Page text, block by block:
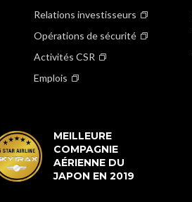
Relations investisseurs
Opérations de sécurité
Activités CSR
Emplois
MEILLEURE
COMPAGNIE
AÉRIENNE DU
JAPON EN 2019